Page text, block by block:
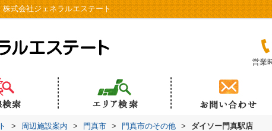
式会社ジェネラルエステート
営業
> 周辺施設案内 > 門真市 > 門真市のその他 > ダイソー門真駅店